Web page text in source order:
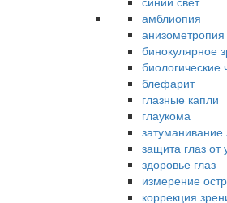
амблиопия
анизометропия
бинокулярное
биологические
блефарит
глазные капли
глаукома
затуманивание
защита глаз от
здоровье глаз
измерение
коррекция